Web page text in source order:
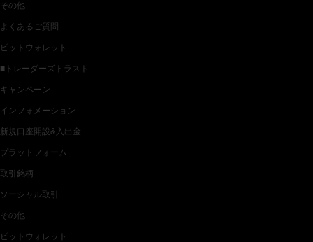
その他
よくあるご質問
ビットウォレット
■トレーダーズトラスト
キャンペーン
インフォメーション
新規口座開設&入出金
プラットフォーム
取引銘柄
ソーシャル取引
その他
ビットウォレット